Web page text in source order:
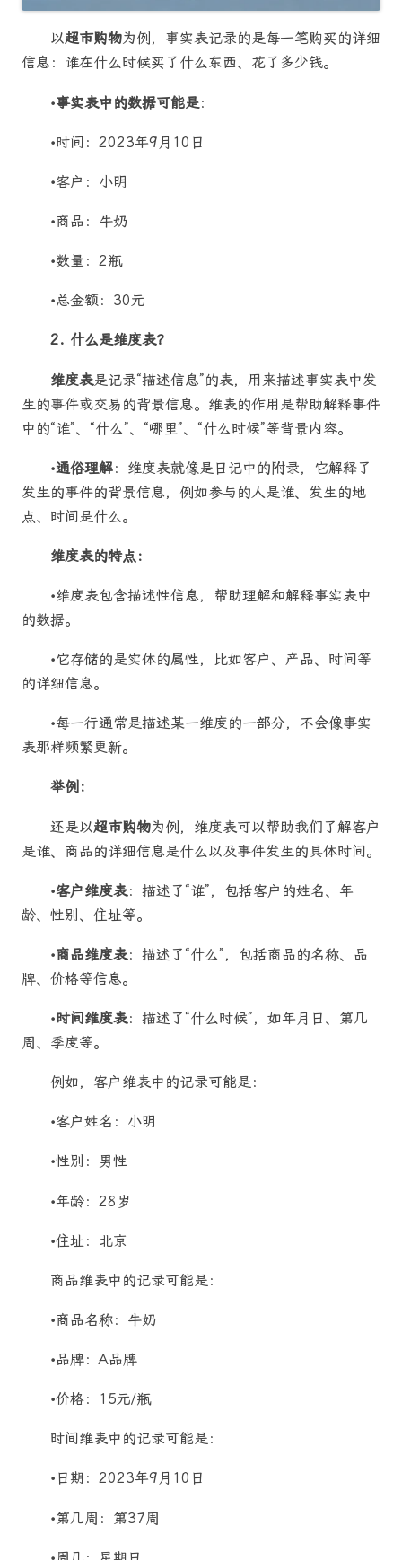
以超市购物为例，事实表记录的是每一笔购买的详细
信息：谁在什么时候买了什么东西、花了多少钱。
•事实表中的数据可能是：
•时间：2023年9月10日
•客户：小明
•商品：牛奶
•数量：2瓶
•总金额：30元
2. 什么是维度表？
维度表是记录“描述信息”的表，用来描述事实表中发
生的事件或交易的背景信息。维表的作用是帮助解释事件
中的“谁”、“什么”、“哪里”、“什么时候”等背景内容。
•通俗理解：维度表就像是日记中的附录，它解释了
发生的事件的背景信息，例如参与的人是谁、发生的地
点、时间是什么。
维度表的特点：
•维度表包含描述性信息，帮助理解和解释事实表中
的数据。
•它存储的是实体的属性，比如客户、产品、时间等
的详细信息。
•每一行通常是描述某一维度的一部分，不会像事实
表那样频繁更新。
举例：
还是以超市购物为例，维度表可以帮助我们了解客户
是谁、商品的详细信息是什么以及事件发生的具体时间。
•客户维度表：描述了“谁”，包括客户的姓名、年
龄、性别、住址等。
•商品维度表：描述了“什么”，包括商品的名称、品
牌、价格等信息。
•时间维度表：描述了“什么时候”，如年月日、第几
周、季度等。
例如，客户维表中的记录可能是：
•客户姓名：小明
•性别：男性
•年龄：28岁
•住址：北京
商品维表中的记录可能是：
•商品名称：牛奶
•品牌：A品牌
•价格：15元/瓶
时间维表中的记录可能是：
•日期：2023年9月10日
•第几周：第37周